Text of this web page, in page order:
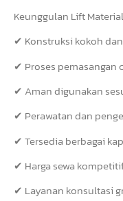
Keunggulan Lift
✔ Konstruksi kokoh
✔ Proses pemasangan
✔ Aman digunakan
✔ Perawatan dan
✔ Tersedia berbagai
✔ Harga sewa
✔ Layanan konsultasi